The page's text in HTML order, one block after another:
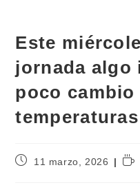
Este
jornada algo
poco cambio
temperaturas
11 marzo, 2026